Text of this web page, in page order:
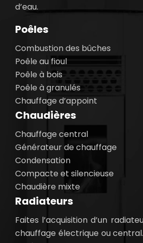
d’eau.
Poêles
Combustion des bûches
Poêle au fioul
Poêle à bois
Poêle à granulés
Chauffage d’appoint
Chaudières
Chauffage central
Générateur de chauffage
Condensation
Compacte et silencieuse
Chaudière mixte
Radiateurs
Faites l’acquisition d’un
chauffage électrique ou